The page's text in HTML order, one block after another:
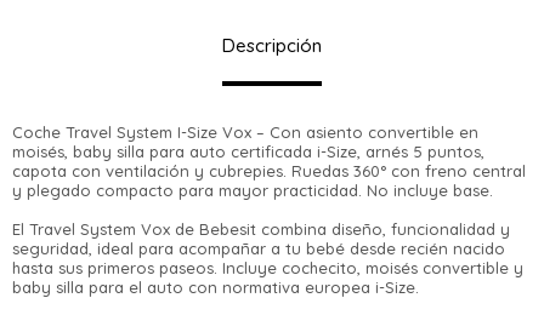
Descripción
Coche Travel System I-Size Vox – Con asiento convertible en
moisés, baby silla para auto certificada i-Size, arnés 5 puntos,
capota con ventilación y cubrepies. Ruedas 360° con freno central
y plegado compacto para mayor practicidad. No incluye base.
El Travel System Vox de Bebesit combina diseño, funcionalidad y
seguridad, ideal para acompañar a tu bebé desde recién nacido
hasta sus primeros paseos. Incluye cochecito, moisés convertible y
baby silla para el auto con normativa europea i-Size.